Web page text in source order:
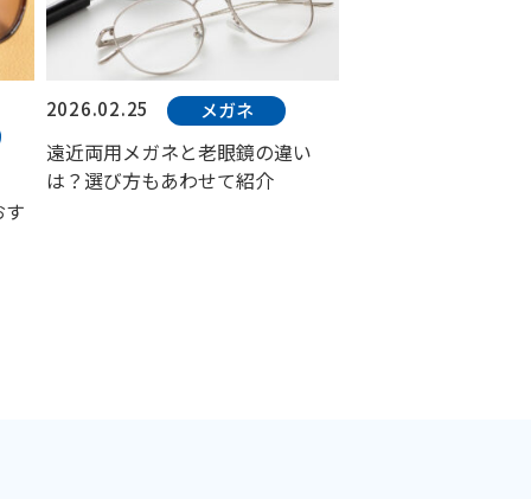
2026.02.25 メガネ
遠近両用メガネと老眼鏡の違い
は？選び方もあわせて紹介